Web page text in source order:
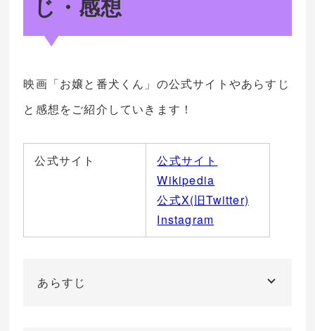
映画「お嬢と番犬くん」の公式サイトやあらすじ
と感想をご紹介していきます！
公式サイト
公式サイト
Wikipedia
公式X(旧Twitter)
Instagram
あらすじ